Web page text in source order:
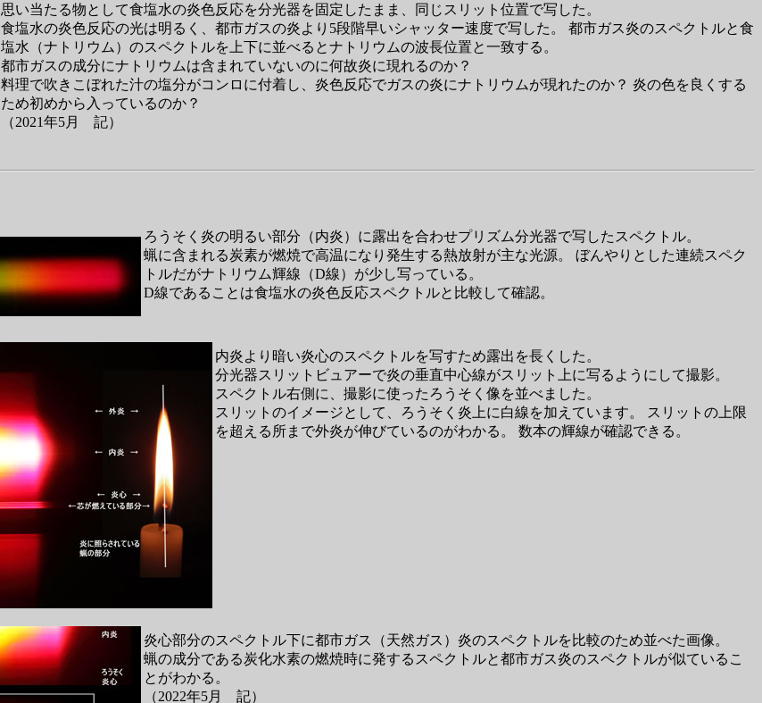
思い当たる物として食塩水の炎色反応を分光器を固定したまま、同じスリット位置で写した。
食塩水の炎色反応の光は明るく、都市ガスの炎より5段階早いシャッター速度で写した。 都市ガス炎のスペクトルと食
塩水（ナトリウム）のスペクトルを上下に並べるとナトリウムの波長位置と一致する。
都市ガスの成分にナトリウムは含まれていないのに何故炎に現れるのか？
料理で吹きこぼれた汁の塩分がコンロに付着し、炎色反応でガスの炎にナトリウムが現れたのか？ 炎の色を良くする
ため初めから入っているのか？
（2021年5月 記）
ろうそく炎の明るい部分（内炎）に露出を合わせプリズム分光器で写したスペクトル。
蝋に含まれる炭素が燃焼で高温になり発生する熱放射が主な光源。 ぼんやりとした連続スペク
トルだがナトリウム輝線（D線）が少し写っている。
D線であることは食塩水の炎色反応スペクトルと比較して確認。
内炎より暗い炎心のスペクトルを写すため露出を長くした。
分光器スリットビュアーで炎の垂直中心線がスリット上に写るようにして撮影。
スペクトル右側に、撮影に使ったろうそく像を並べました。
スリットのイメージとして、ろうそく炎上に白線を加えています。 スリットの上限
を超える所まで外炎が伸びているのがわかる。 数本の輝線が確認できる。
炎心部分のスペクトル下に都市ガス（天然ガス）炎のスペクトルを比較のため並べた画像。
蝋の成分である炭化水素の燃焼時に発するスペクトルと都市ガス炎のスペクトルが似ているこ
とがわかる。
（2022年5月 記）